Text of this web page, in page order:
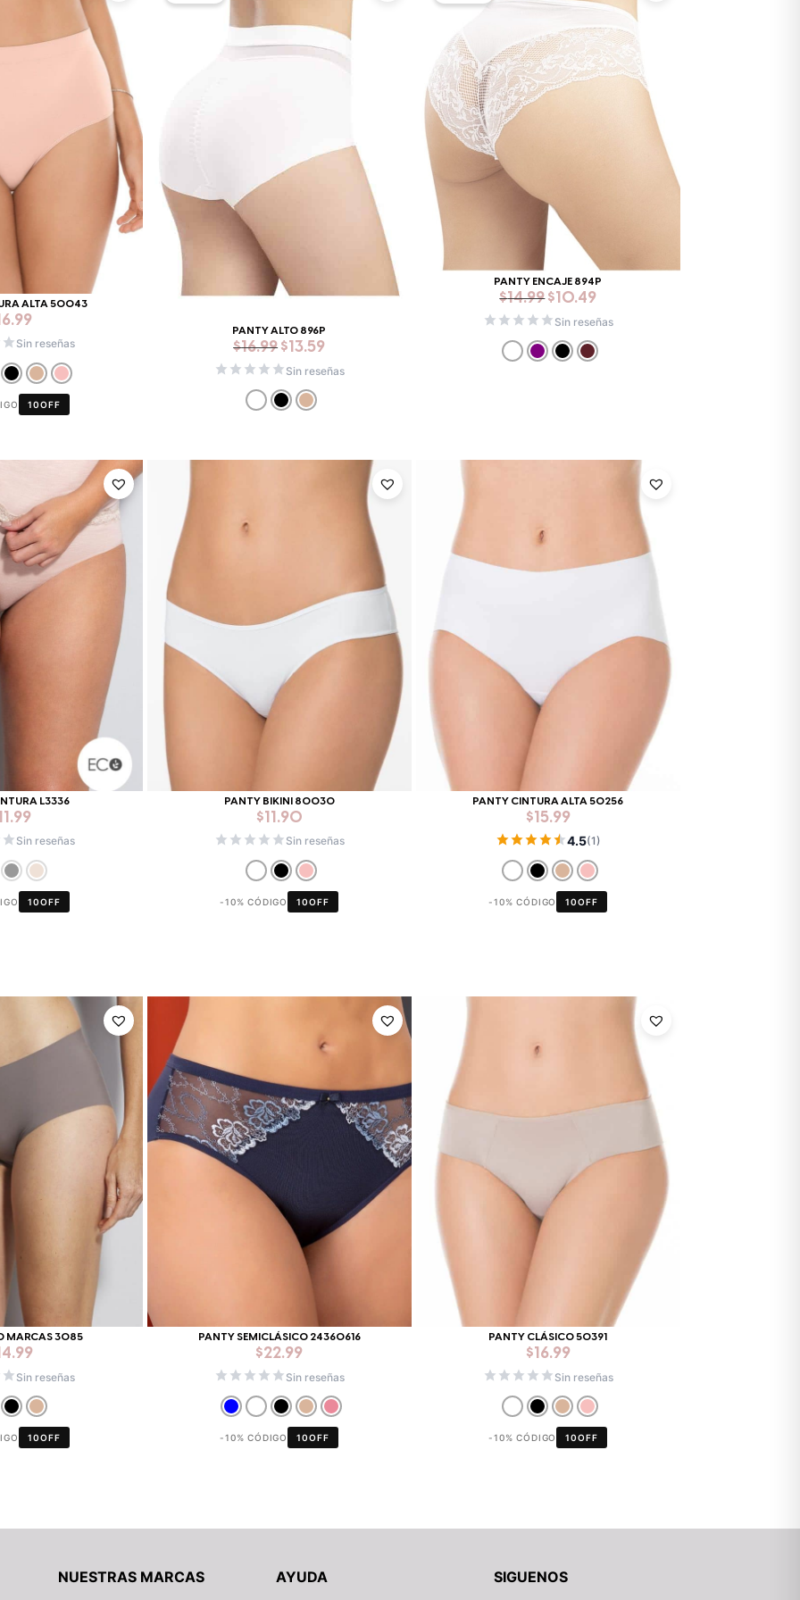
ALTA 50043
Sin reseñas
10OFF
PANTY ALTO 896P
$16.99 $ 13.59
$13.59.
Sin reseñas
PANTY ENCAJE 894P
$14.99
$14.99.
$10.49
$10.49.
Sin reseñas
L3336
Sin reseñas
10OFF
PANTY BIKINI 80030
$11.90
Sin reseñas
-10% CÓDIGO 10OFF
PANTY CINTURA ALTA 50256
$15.99
4.5(1)
-10% CÓDIGO 10OFF
MARCAS 3085
Sin reseñas
10OFF
PANTY SEMICLÁSICO 24360616
$22.99
Sin reseñas
-10% CÓDIGO 10OFF
PANTY CLÁSICO 50391
$16.99
Sin reseñas
-10% CÓDIGO 10OFF
NUESTRAS MARCAS AYUDA SIGUENOS
Mixtwo - Lencería y Ropa
En línea
¡Hola! 👋
Gracias por visitarnos. Te asesoramos
personalmente con tu compra: tallas,
envíos y pagos.
WhatsApp